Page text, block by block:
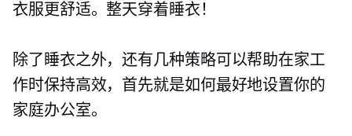
衣服更舒适。整天穿着睡衣！
除了睡衣之外，还有几种策略可以帮助在家工
作时保持高效，首先就是如何最好地设置你的
家庭办公室。